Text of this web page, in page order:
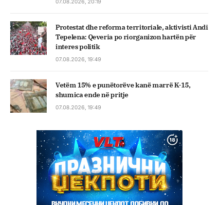
07.08.2026, 20:19
Protestat dhe reforma territoriale, aktivisti Andi
Tepelena: Qeveria po riorganizon hartën për
interes politik
07.08.2026, 19:49
Vetëm 15% e punëtorëve kanë marrë K-15,
shumica ende në pritje
07.08.2026, 19:49